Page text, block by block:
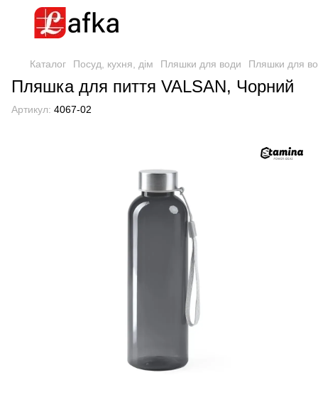
Каталог Посуд, кухня, дім Пляшки для води Пляшки для
Пляшка для пиття VALSAN, Чорний
Артикул: 4067-02